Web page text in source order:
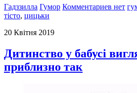
Гадззилла Гумор Комментариев нет
тісто, цицьки
20 Квітня 2019
Дитинство у бабусі
приблизно так